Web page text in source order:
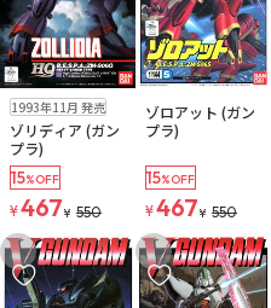
在庫なし
注文再開メール
1993年11月 発売
ゾリディア (ガン
プラ)
15%OFF
¥467¥ 550
注文再開メール
ゾロアット (ガン
プラ)
15%OFF
¥467¥ 550
お気に入りに追加お気に入りに